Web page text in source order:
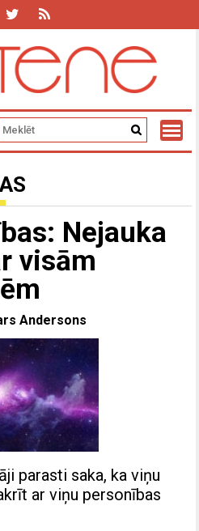
Nejauka
visām
Andersons
parasti saka, ka viņu
ar viņu personības